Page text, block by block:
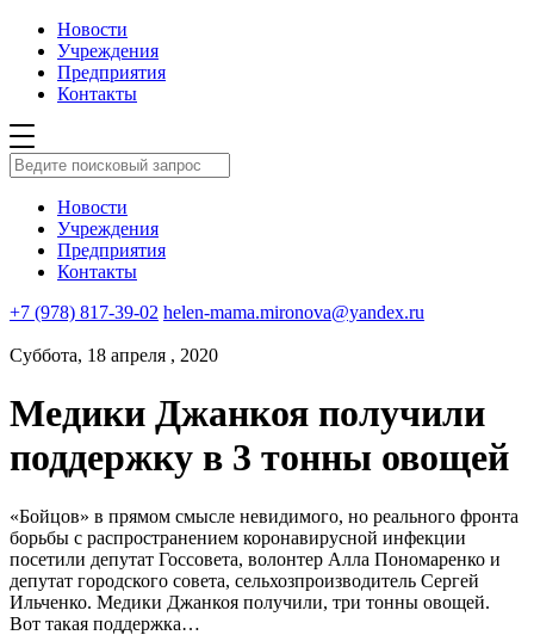
Новости
Учреждения
Предприятия
Контакты
Новости
Учреждения
Предприятия
Контакты
+7 (978) 817-39-02 helen-mama.mironova@yandex.ru
Суббота, 18 апреля , 2020
Медики Джанкоя получили
поддержку в 3 тонны овощей
«Бойцов» в прямом смысле невидимого, но реального фронта
борьбы с распространением коронавирусной инфекции
посетили депутат Госсовета, волонтер Алла Пономаренко и
депутат городского совета, сельхозпроизводитель Сергей
Ильченко. Медики Джанкоя получили, три тонны овощей.
Вот такая поддержка…